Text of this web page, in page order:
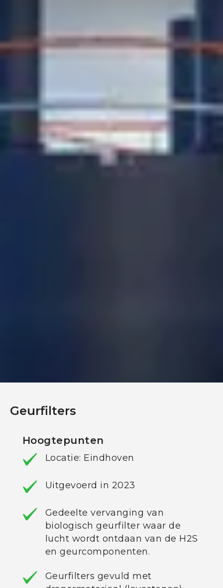
Geurfilters
Hoogtepunten
Locatie: Eindhoven
Uitgevoerd in 2023
Gedeelte vervanging van
biologisch geurfilter waar de
lucht wordt ontdaan van de H2S
en geurcomponenten.
Geurfilters gevuld met